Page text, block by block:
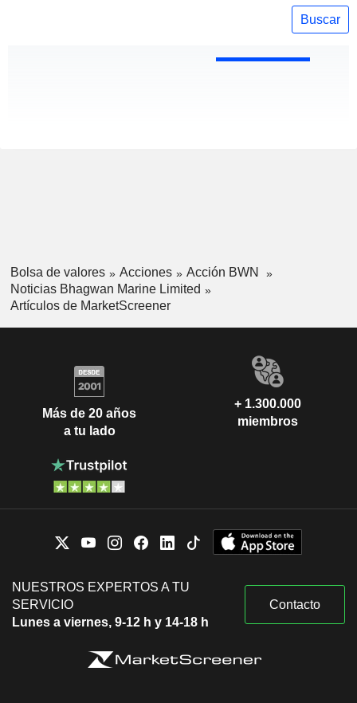
Buscar
Bolsa de valores Acciones
Acción BWN
Noticias Bhagwan Marine Limited
Artículos de MarketScreener
Más de 20 años
a tu lado
+ 1.300.000
miembros
NUESTROS EXPERTOS A TU
SERVICIO
Lunes a viernes, 9-12 h y 14-18 h
Contacto